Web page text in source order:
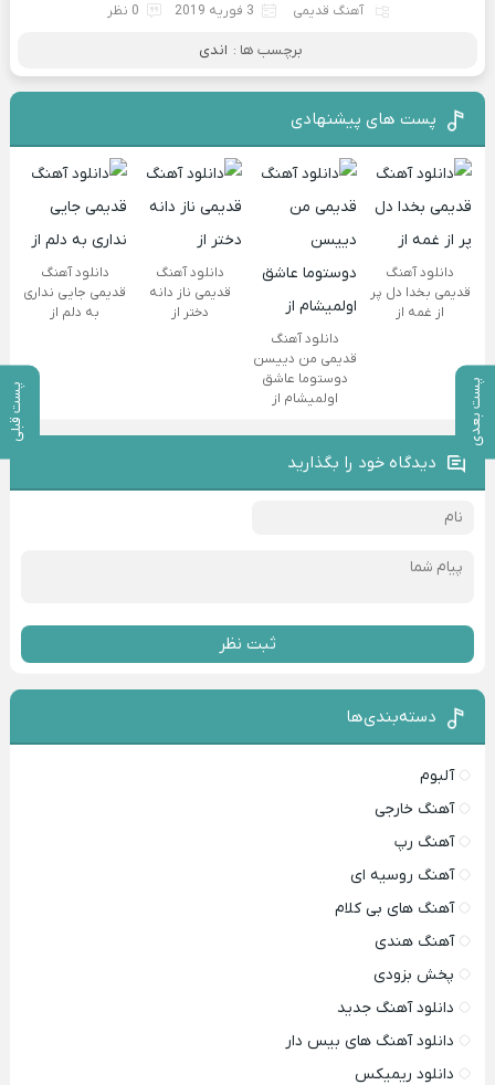
پست بعدی پست قبلی
آهنگ قدیمی 3 فوریه 2019 0 نظر
برچسب ها : اندی
پست های پیشنهادی
دانلود آهنگ
قدیمی بخدا دل پر
از غمه از
دانلود آهنگ
قدیمی من دییسن
دوستوما عاشق
اولمیشام از
دانلود آهنگ
قدیمی ناز دانه
دختر از
دانلود آهنگ
قدیمی جایی نداری
به دلم از
دیدگاه خود را بگذارید
ثبت نظر
دسته‌بندی‌ها
آلبوم
آهنگ خارجی
آهنگ رپ
آهنگ روسیه ای
آهنگ های بی کلام
آهنگ هندی
پخش بزودی
دانلود آهنگ جدید
دانلود آهنگ های بیس دار
دانلود ریمیکس